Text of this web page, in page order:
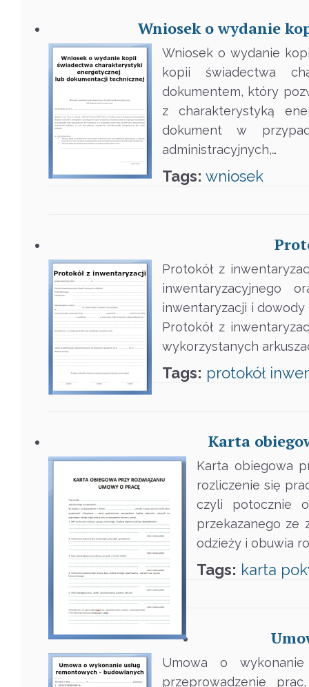
Wniosek o wydanie
Wniosek o wydanie
kopii świadectwa
dokumentem, który
z charakterystyką
dokument w
administracyjnych,…
Tags: wniosek
Protokół z
inwentaryzacyjnego
inwentaryzacji i
Protokół z
wykorzystanych
Tags: protokół
Karta
Karta obiegowa
rozliczenie się
czyli potocznie
przekazanego ze
odzieży i obuwia
Tags: karta
Umowa o
przeprowadzenie